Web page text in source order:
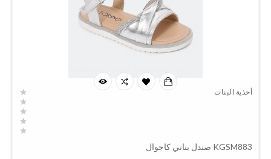
أحذية البنات
KGSM883 صندل بناتي كاجوال